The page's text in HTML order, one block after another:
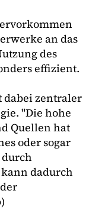
an das
des
effizient.
dabei zentraler
"Die hohe
Quellen hat
oder sogar
dadurch